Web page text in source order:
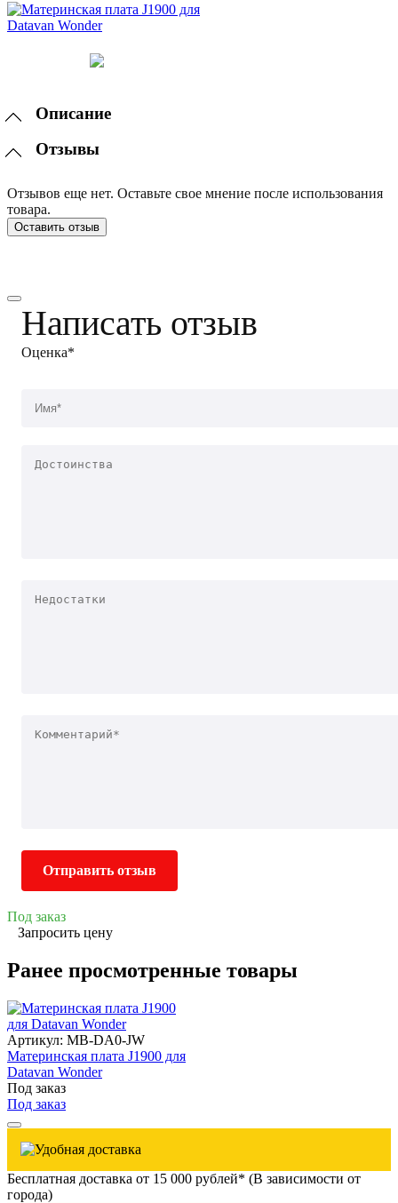
Описание
Отзывы
Отзывов еще нет. Оставьте свое мнение после использования
товара.
Оставить отзыв
Написать отзыв
Оценка*
Отправить отзыв
Под заказ
Запросить цену
Ранее просмотренные товары
Артикул: MB-DA0-JW
Материнская плата J1900 для
Datavan Wonder
Под заказ
Под заказ
Бесплатная доставка от 15 000 рублей* (В зависимости от
города)